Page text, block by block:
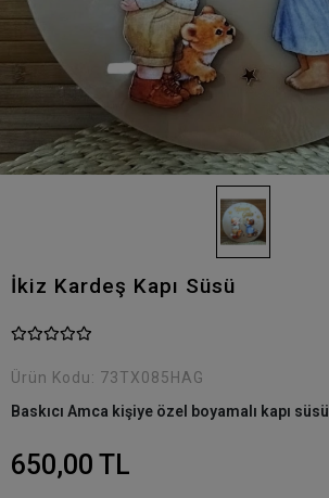
İkiz Kardeş Kapı Süsü
Ürün Kodu: 73TX085HAG
Baskıcı Amca kişiye özel boyamalı kapı süsü
650,00 TL